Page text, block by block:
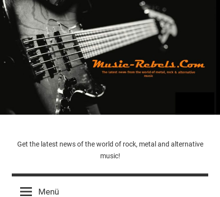
Zum
Inhalt
springen
Music-
Rebels.Com
Get the latest news of the world of rock, metal and alternative
music!
Menü